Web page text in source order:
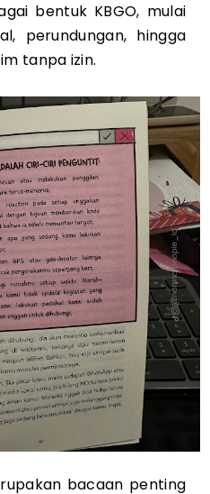
bentuk KBGO, mulai
perundungan, hingga
tanpa izin.
bacaan penting